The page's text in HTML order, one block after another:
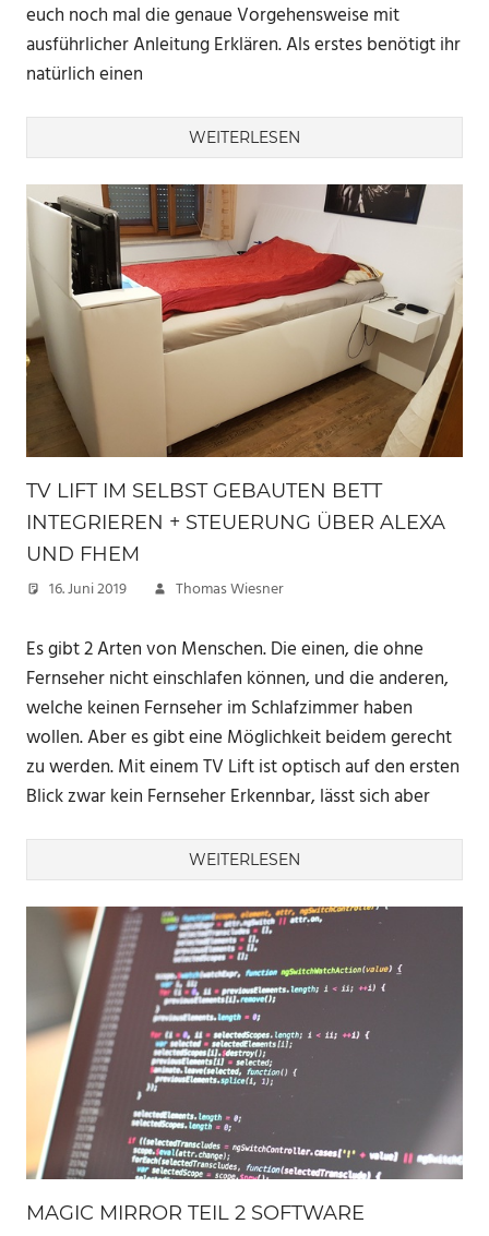
euch noch mal die genaue Vorgehensweise mit
ausführlicher Anleitung Erklären. Als erstes benötigt ihr
natürlich einen
WEITERLESEN
TV LIFT IM SELBST GEBAUTEN BETT
INTEGRIEREN + STEUERUNG ÜBER ALEXA
UND FHEM
16. Juni 2019 Thomas Wiesner
Es gibt 2 Arten von Menschen. Die einen, die ohne
Fernseher nicht einschlafen können, und die anderen,
welche keinen Fernseher im Schlafzimmer haben
wollen. Aber es gibt eine Möglichkeit beidem gerecht
zu werden. Mit einem TV Lift ist optisch auf den ersten
Blick zwar kein Fernseher Erkennbar, lässt sich aber
WEITERLESEN
MAGIC MIRROR TEIL 2 SOFTWARE